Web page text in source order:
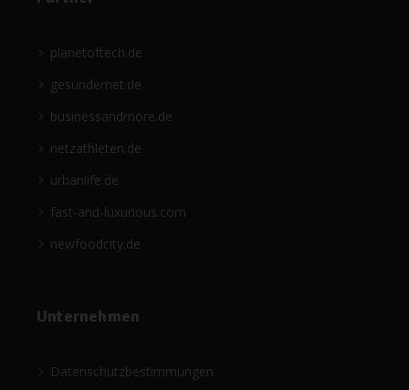
planetoftech.de
gesündernet.de
businessandmore.de
netzathleten.de
urbanlife.de
fast-and-luxurious.com
newfoodcity.de
Unternehmen
Datenschutzbestimmungen